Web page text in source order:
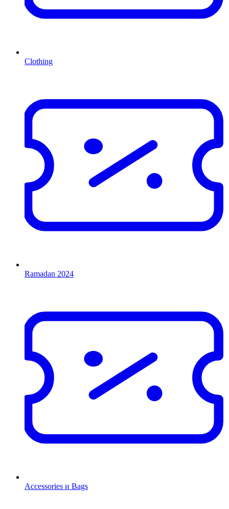
Clothing
Ramadan 2024
Accessories и Bags